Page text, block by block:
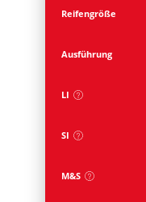
Reifengröße
Ausführung
LI
SI
M&S